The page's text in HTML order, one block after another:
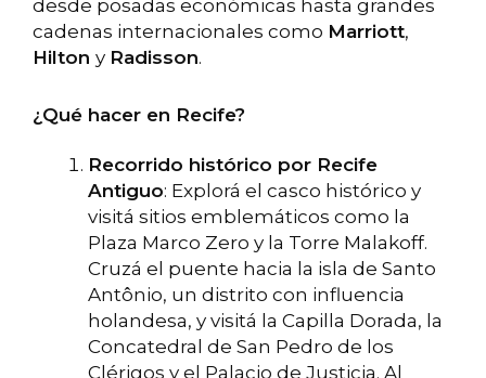
desde posadas económicas hasta grandes
cadenas internacionales como Marriott,
Hilton y Radisson.
¿Qué hacer en Recife?
Recorrido histórico por Recife
Antiguo: Explorá el casco histórico y
visitá sitios emblemáticos como la
Plaza Marco Zero y la Torre Malakoff.
Cruzá el puente hacia la isla de Santo
Antônio, un distrito con influencia
holandesa, y visitá la Capilla Dorada, la
Concatedral de San Pedro de los
Clérigos y el Palacio de Justicia. Al